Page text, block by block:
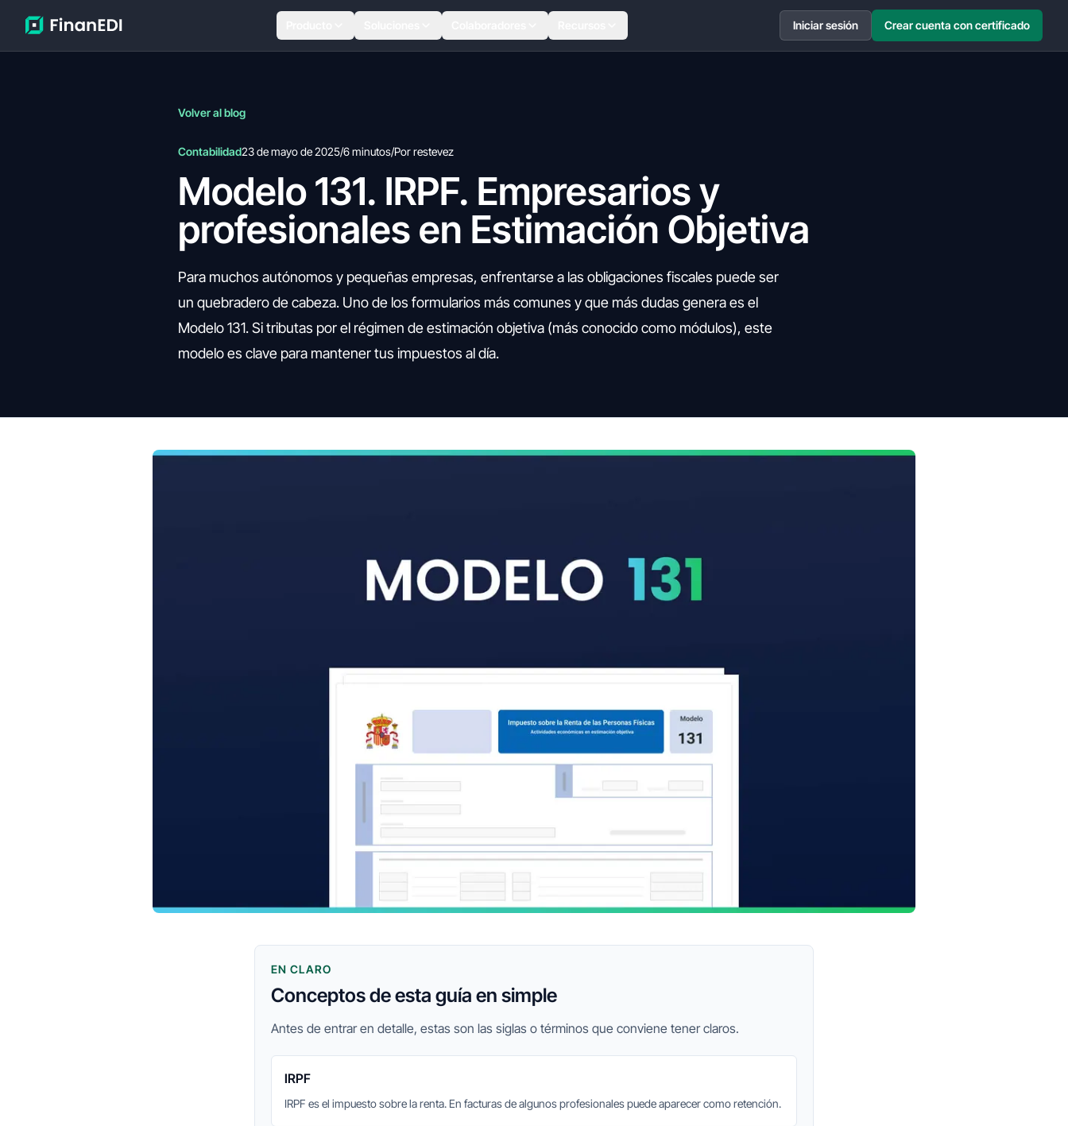
Iniciar sesión Crear cuenta con certificado
Volver al blog
Contabilidad23 de mayo de 2025/6 minutos/Por restevez
Modelo 131. IRPF. Empresarios y
profesionales en Estimación Objetiva
Para muchos autónomos y pequeñas empresas, enfrentarse a las obligaciones fiscales puede ser
un quebradero de cabeza. Uno de los formularios más comunes y que más dudas genera es el
Modelo 131. Si tributas por el régimen de estimación objetiva (más conocido como módulos), este
modelo es clave para mantener tus impuestos al día.
EN CLARO
Conceptos de esta guía en simple
Antes de entrar en detalle, estas son las siglas o términos que conviene tener claros.
IRPF
IRPF es el impuesto sobre la renta. En facturas de algunos profesionales puede aparecer como retención.